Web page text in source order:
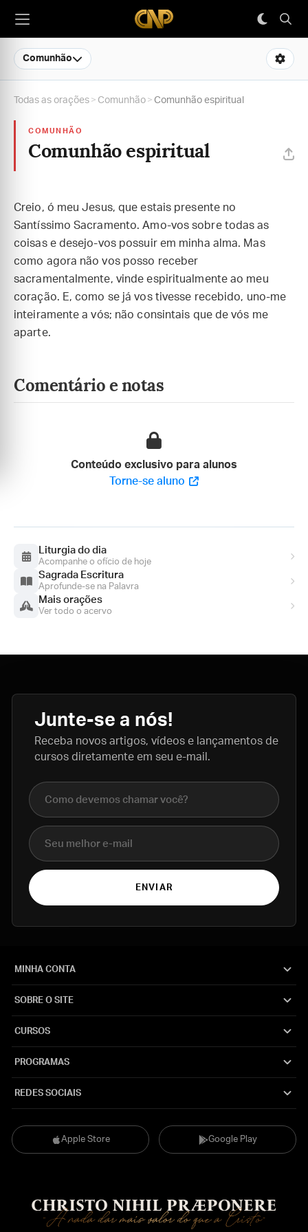
Comunhão
Todas as orações > Comunhão > Comunhão espiritual
COMUNHÃO
Comunhão espiritual
Creio, ó meu Jesus, que estais presente no
Santíssimo Sacramento. Amo-vos sobre todas as
coisas e desejo-vos possuir em minha alma. Mas
como agora não vos posso receber
sacramentalmente, vinde espiritualmente ao meu
coração. E, como se já vos tivesse recebido, uno-me
inteiramente a vós; não consintais que de vós me
aparte.
Comentário e notas
Conteúdo exclusivo para alunos
Torne-se aluno
Liturgia do dia
Acompanhe o ofício de hoje
Sagrada Escritura
Aprofunde-se na Palavra
Mais orações
Ver todo o acervo
Junte-se a nós!
Receba novos artigos, vídeos e lançamentos de
cursos diretamente em seu e-mail.
Nome completo
E-mail
ENVIAR
Apple Store Google Play
MINHA CONTA
SOBRE O SITE
CURSOS
PROGRAMAS
REDES SOCIAIS